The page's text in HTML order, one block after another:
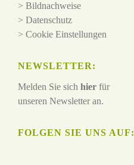
> Bildnachweise
> Datenschutz
> Cookie Einstellungen
NEWSLETTER:
Melden Sie sich hier für
unseren Newsletter an.
FOLGEN SIE UNS AUF: